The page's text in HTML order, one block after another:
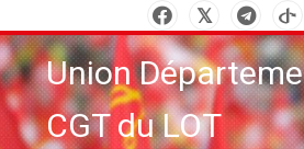
au
contenuUnion
CGT du LOT